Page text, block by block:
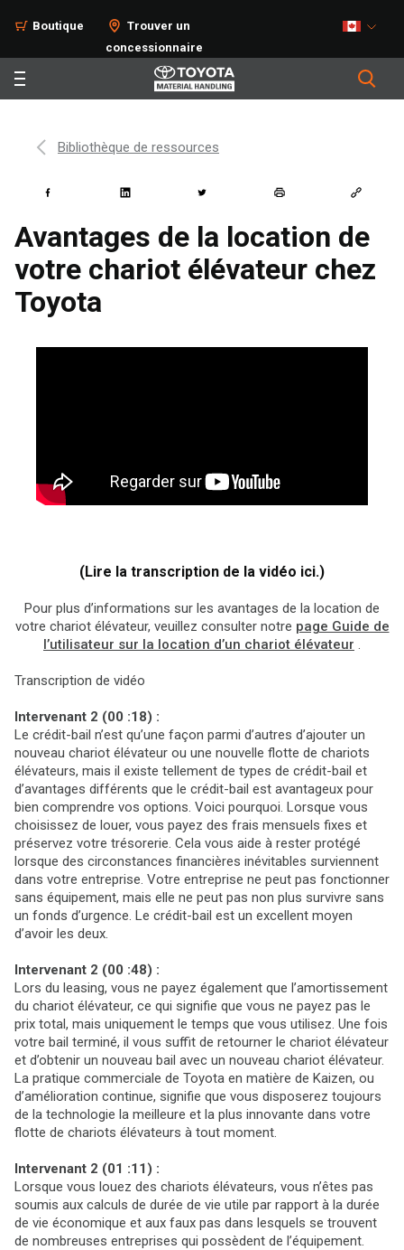
Boutique
Trouver un
concessionnaire
Bibliothèque de ressources
Avantages de la location de
votre chariot élévateur chez
Toyota
(Lire la transcription de la vidéo ici.)
Pour plus d’informations sur les avantages de la location de
votre chariot élévateur, veuillez consulter notre page Guide de
l’utilisateur sur la location d’un chariot élévateur .
Transcription de vidéo
Intervenant 2 (00 :18) :
Le crédit-bail n’est qu’une façon parmi d’autres d’ajouter un
nouveau chariot élévateur ou une nouvelle flotte de chariots
élévateurs, mais il existe tellement de types de crédit-bail et
d’avantages différents que le crédit-bail est avantageux pour
bien comprendre vos options. Voici pourquoi. Lorsque vous
choisissez de louer, vous payez des frais mensuels fixes et
préservez votre trésorerie. Cela vous aide à rester protégé
lorsque des circonstances financières inévitables surviennent
dans votre entreprise. Votre entreprise ne peut pas fonctionner
sans équipement, mais elle ne peut pas non plus survivre sans
un fonds d’urgence. Le crédit-bail est un excellent moyen
d’avoir les deux.
Intervenant 2 (00 :48) :
Lors du leasing, vous ne payez également que l’amortissement
du chariot élévateur, ce qui signifie que vous ne payez pas le
prix total, mais uniquement le temps que vous utilisez. Une fois
votre bail terminé, il vous suffit de retourner le chariot élévateur
et d’obtenir un nouveau bail avec un nouveau chariot élévateur.
La pratique commerciale de Toyota en matière de Kaizen, ou
d’amélioration continue, signifie que vous disposerez toujours
de la technologie la meilleure et la plus innovante dans votre
flotte de chariots élévateurs à tout moment.
Intervenant 2 (01 :11) :
Lorsque vous louez des chariots élévateurs, vous n’êtes pas
soumis aux calculs de durée de vie utile par rapport à la durée
de vie économique et aux faux pas dans lesquels se trouvent
de nombreuses entreprises qui possèdent de l’équipement.